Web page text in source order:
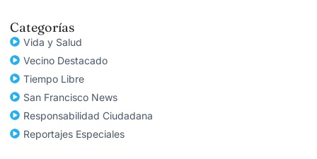
Categorías
Vida y Salud
Vecino Destacado
Tiempo Libre
San Francisco News
Responsabilidad Ciudadana
Reportajes Especiales